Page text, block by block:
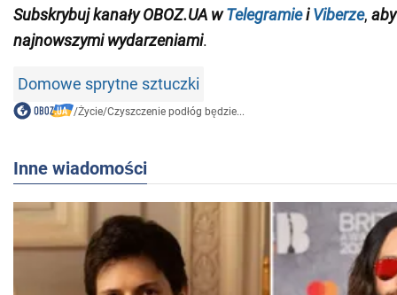
Subskrybuj kanały OBOZ.UA wTelegramieiViberze,
najnowszymi wydarzeniami.
Domowe sprytne sztuczki
/Życie/Czyszczenie podłóg będzie...
Inne wiadomości